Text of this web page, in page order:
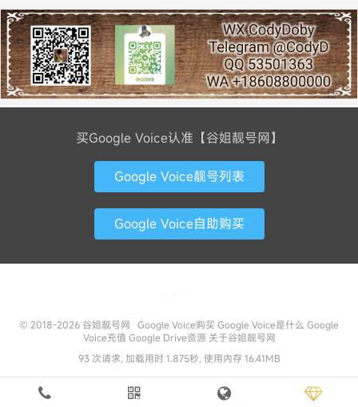
买Google Voice认准【谷姐靓号网】
Google Voice靓号列表
Google Voice自助购买
© 2018-2026 谷姐靓号网 Google Voice购买 Google Voice是什么 Google
Voice充值 Google Drive资源 关于谷姐靓号网
93 次请求, 加载用时 1.875秒, 使用内存 16.41MB